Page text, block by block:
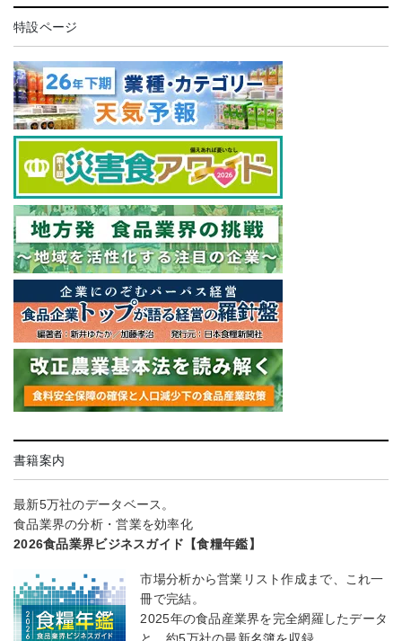
特設ページ
書籍案内
最新5万社のデータベース。
食品業界の分析・営業を効率化
2026食品業界ビジネスガイド【食糧年鑑】
市場分析から営業リスト作成まで、これ一
冊で完結。
2025年の食品産業界を完全網羅したデータ